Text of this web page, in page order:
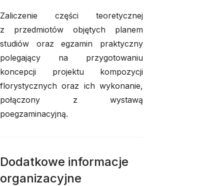
Zaliczenie części teoretycznej
z przedmiotów objętych planem
studiów oraz egzamin praktyczny
polegający na przygotowaniu
koncepcji projektu kompozycji
florystycznych oraz ich wykonanie,
połączony z wystawą
poegzaminacyjną.
Dodatkowe informacje
organizacyjne